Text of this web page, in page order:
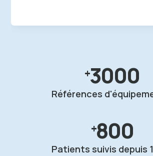
+3000
Références
+800
Patients suivis depuis